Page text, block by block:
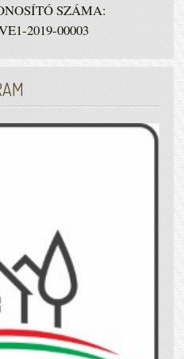
SZÁMA:
2019-00003